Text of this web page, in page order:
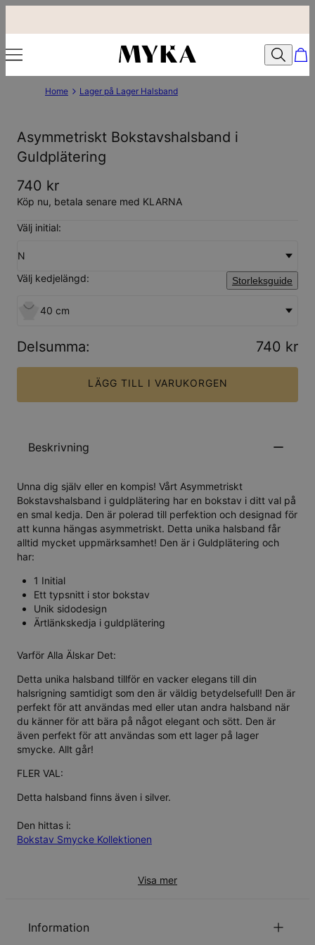
Home Lager på Lager Halsband
Asymmetriskt Bokstavshalsband i
Guldplätering
740 kr
Köp nu, betala senare med KLARNA
Välj initial:
N
Välj kedjelängd:
Storleksguide
40 cm
Delsumma: 740 kr
LÄGG TILL I VARUKORGEN
Beskrivning
Unna dig själv eller en kompis! Vårt Asymmetriskt
Bokstavshalsband i guldplätering har en bokstav i ditt val på
en smal kedja. Den är polerad till perfektion och designad för
att kunna hängas asymmetriskt. Detta unika halsband får
alltid mycket uppmärksamhet! Den är i Guldplätering och
har:
1 Initial
Ett typsnitt i stor bokstav
Unik sidodesign
Ärtlänkskedja i guldplätering
Visa mer
Varför Alla Älskar Det:
Detta unika halsband tillför en vacker elegans till din
halsrigning samtidigt som den är väldig betydelsefull! Den är
perfekt för att användas med eller utan andra halsband när
du känner för att bära på något elegant och sött. Den är
även perfekt för att användas som ett lager på lager
smycke. Allt går!
FLER VAL:
Detta halsband finns även i silver.
Den hittas i:
Bokstav Smycke Kollektionen
Information